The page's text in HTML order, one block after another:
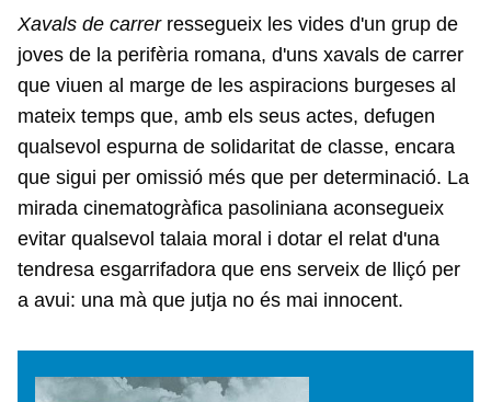
Xavals de carrerressegueix les vides d'un grup de
joves de la perifèria romana, d'uns xavals de carrer
que viuen al marge de les aspiracions burgeses al
mateix temps que, amb els seus actes, defugen
qualsevol espurna de solidaritat de classe, encara
que sigui per omissió més que per determinació. La
mirada cinematogràfica pasoliniana aconsegueix
evitar qualsevol talaia moral i dotar el relat d'una
tendresa esgarrifadora que ens serveix de lliçó per
a avui: una mà que jutja no és mai innocent.